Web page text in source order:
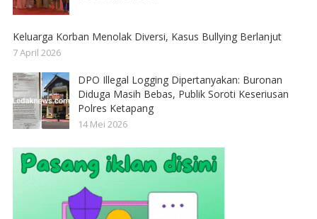
Keluarga Korban Menolak Diversi, Kasus Bullying Berlanjut
7 April 2026
DPO Illegal Logging Dipertanyakan: Buronan
Diduga Masih Bebas, Publik Soroti Keseriusan
Polres Ketapang
14 Mei 2026